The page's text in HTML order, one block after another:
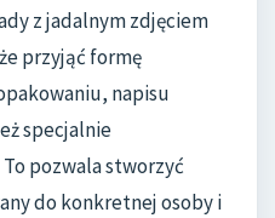
z jadalnym zdjęciem
przyjąć formę
napisu
specjalnie
pozwala stworzyć
do konkretnej osoby i